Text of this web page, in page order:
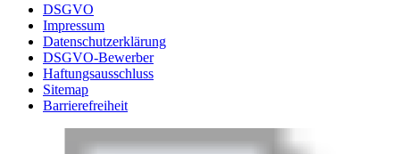
DSGVO
Impressum
Datenschutzerklärung
DSGVO-Bewerber
Haftungsausschluss
Sitemap
Barrierefreiheit